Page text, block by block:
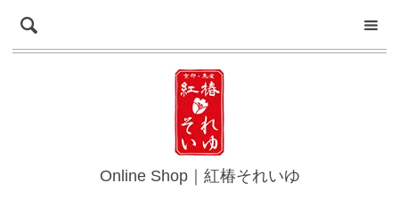
Online Shop｜紅椿それいゆ